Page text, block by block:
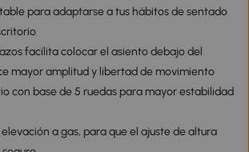
para adaptarse a tus hábitos de sentado
facilita colocar el asiento debajo del
mayor amplitud y libertad de movimiento
con base de 5 ruedas para mayor estabilidad
a gas, para que el ajuste de altura